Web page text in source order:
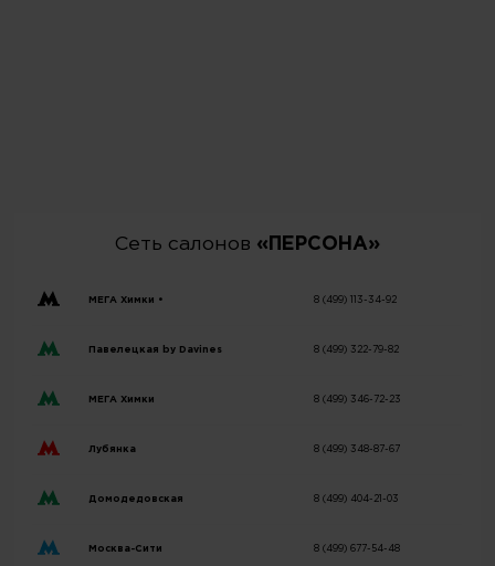
Сеть салонов «ПЕРСОНА»
МЕГА Химки • 8 (499) 113-34-92
Павелецкая by Davines 8 (499) 322-79-82
МЕГА Химки 8 (499) 346-72-23
Лубянка 8 (499) 348-87-67
Домодедовская 8 (499) 404-21-03
Москва-Сити 8 (499) 677-54-48